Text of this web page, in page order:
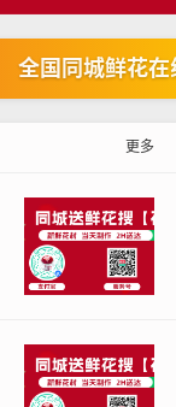
全国同城鲜花在
更多